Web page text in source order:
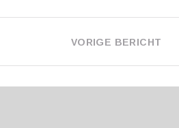
NAVIGATIEVORIGE BERICHT